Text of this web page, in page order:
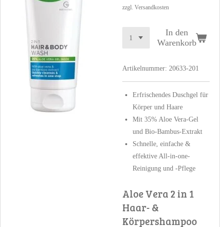
zzgl. Versandkosten
In den
Warenkorb
Artikelnummer: 20633-201
Erfrischendes Duschgel für
Körper und Haare
Mit 35% Aloe Vera-Gel
und Bio-Bambus-Extrakt
Schnelle, einfache &
effektive All-in-one-
Reinigung und -Pflege
Aloe Vera 2 in 1
Haar- &
Körpershampoo